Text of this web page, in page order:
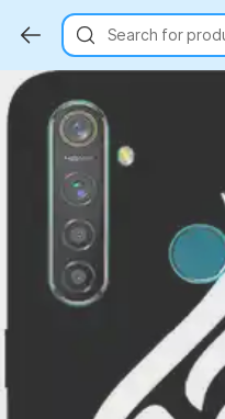
Search for
Key Highlights